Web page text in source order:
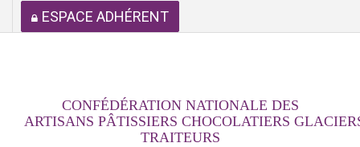
ESPACE ADHÉRENT
CONFÉDÉRATION NATIONALE DES
ARTISANS PÂTISSIERS CHOCOLATIERS
TRAITEURS